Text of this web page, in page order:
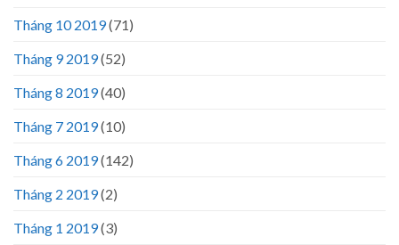
Tháng 10 2019(71)
Tháng 9 2019(52)
Tháng 8 2019(40)
Tháng 7 2019(10)
Tháng 6 2019(142)
Tháng 2 2019(2)
Tháng 1 2019(3)